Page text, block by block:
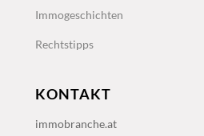
Immogeschichten
Rechtstipps
KONTAKT
immobranche.at